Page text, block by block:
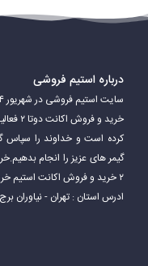
درباره استیم فروشی
خرید
کرده است و خداوند را سپاس
۲ خرید و فروش اکانت استیم خرید و فروش بازی سی اس گو تخصص ماست.
ادرس استان : تهران - نیاوران برج اسمان